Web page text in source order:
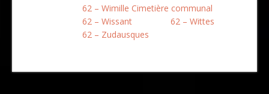
62 – Wimille Cimetière communal
62 – Wissant
62 – Wittes
62 – Zudausques